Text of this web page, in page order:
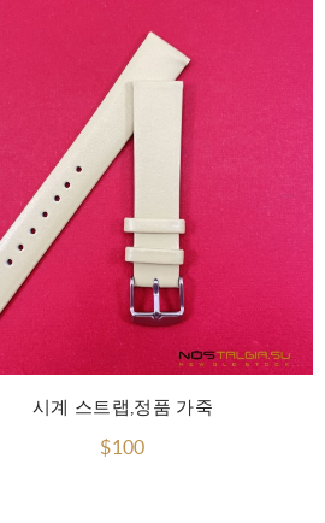
시계 스트랩,정품 가죽
$100